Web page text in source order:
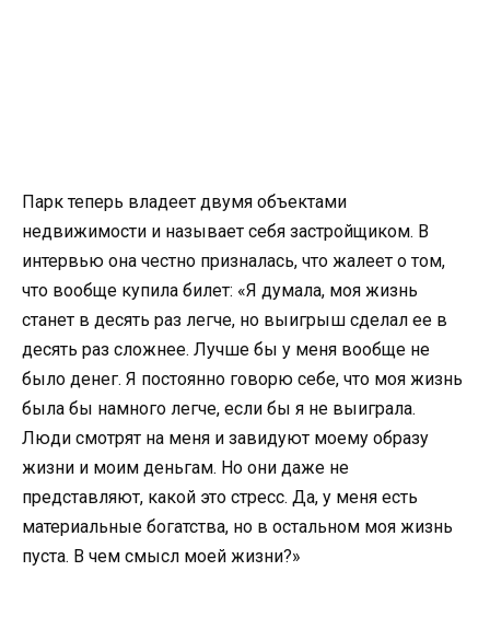
Парк теперь владеет двумя объектами
недвижимости и называет себя застройщиком. В
интервью она честно призналась, что жалеет о том,
что вообще купила билет: «Я думала, моя жизнь
станет в десять раз легче, но выигрыш сделал ее в
десять раз сложнее. Лучше бы у меня вообще не
было денег. Я постоянно говорю себе, что моя жизнь
была бы намного легче, если бы я не выиграла.
Люди смотрят на меня и завидуют моему образу
жизни и моим деньгам. Но они даже не
представляют, какой это стресс. Да, у меня есть
материальные богатства, но в остальном моя жизнь
пуста. В чем смысл моей жизни?»